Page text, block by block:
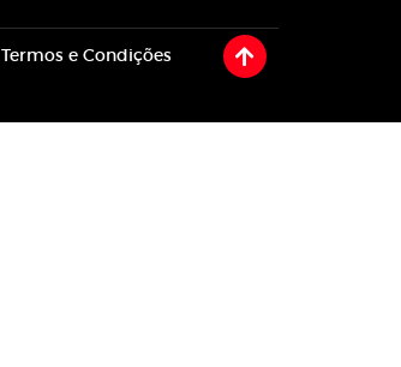
Termos e Condições